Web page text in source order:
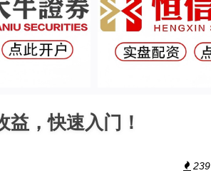
，快速入门！
239